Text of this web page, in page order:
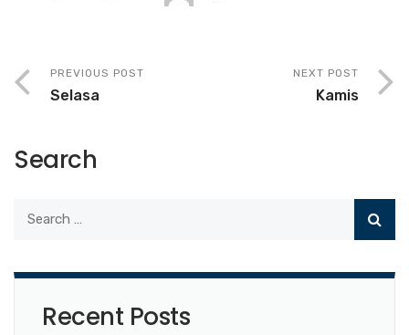
PREVIOUS POST
Selasa
NEXT POST
Kamis
Search
Recent Posts